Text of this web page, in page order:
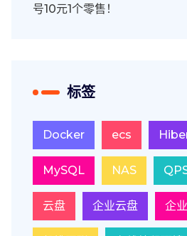
号10元1个零售！
标签
Docker ecs
MySQL NAS
云盘 企业云盘 企